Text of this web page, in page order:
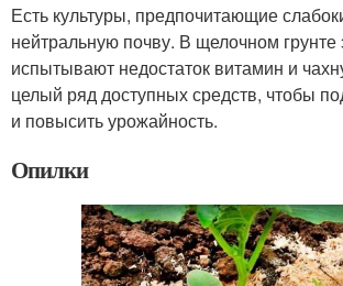
Есть культуры, предпочитающие
нейтральную почву. В щелочном грунте
испытывают недостаток витамин и
целый ряд доступных средств, чтобы
и повысить урожайность.
Опилки